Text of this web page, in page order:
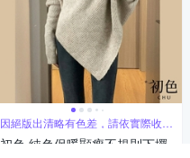
因絕版出清略有色差，請依實際收到
商品為主
初色 純色保暖顯瘦不規則下擺